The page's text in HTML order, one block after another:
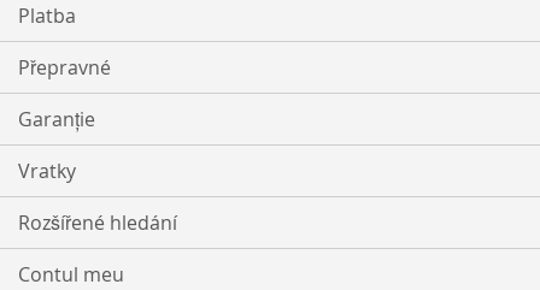
Platba
Přepravné
Garanție
Vratky
Rozšířené hledání
Contul meu